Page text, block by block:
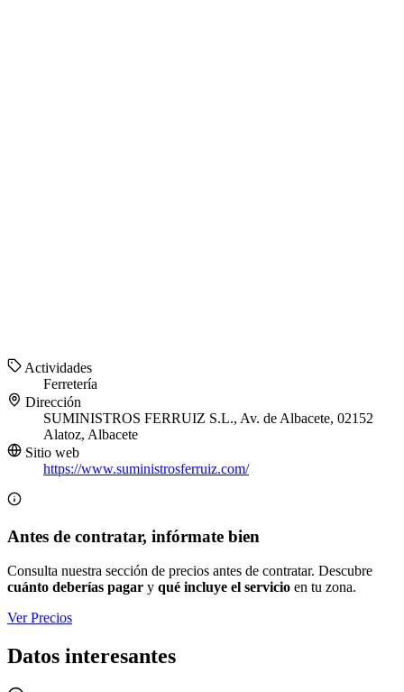
Actividades
Ferretería
Dirección
SUMINISTROS FERRUIZ S.L., Av. de Albacete, 02152
Alatoz, Albacete
Sitio web
https://www.suministrosferruiz.com/
Antes de contratar, infórmate bien
Consulta nuestra sección de precios antes de contratar. Descubre
cuánto deberías pagar y qué incluye el servicio en tu zona.
Ver Precios
Datos interesantes